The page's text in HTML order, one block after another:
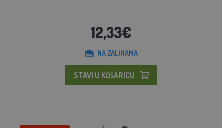
12,33€
NA ZALIHAMA
STAVI U KOŠARICU